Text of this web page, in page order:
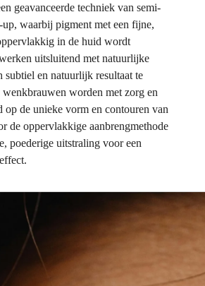
geavanceerde techniek van semi-
up, waarbij pigment met een fijne,
in de huid wordt
uitsluitend met natuurlijke
subtiel en natuurlijk resultaat te
wenkbrauwen worden met zorg en
op de unieke vorm en contouren van
de oppervlakkige aanbrengmethode
poederige uitstraling voor een